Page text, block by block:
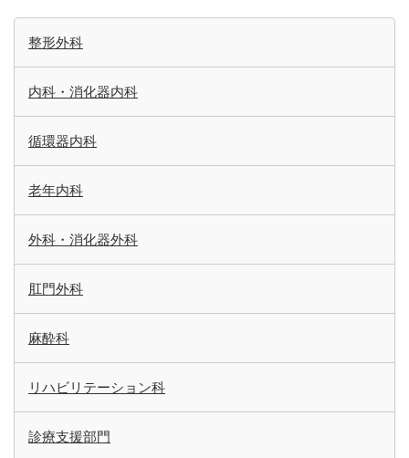
整形外科
内科・消化器内科
循環器内科
老年内科
外科・消化器外科
肛門外科
麻酔科
リハビリテーション科
診療支援部門